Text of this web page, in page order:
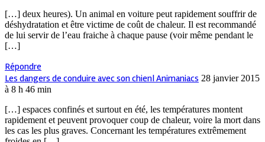
[…] deux heures). Un animal en voiture peut rapidement souffrir de
déshydratation et être victime de coût de chaleur. Il est recommandé
de lui servir de l’eau fraiche à chaque pause (voir même pendant le
[…]
Répondre
Les dangers de conduire avec son chien| Animaniacs 28 janvier 2015
à 8 h 46 min
[…] espaces confinés et surtout en été, les températures montent
rapidement et peuvent provoquer coup de chaleur, voire la mort dans
les cas les plus graves. Concernant les températures extrêmement